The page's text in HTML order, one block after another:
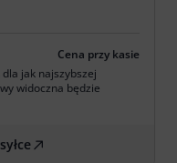
Cena przy kasie
dla jak najszybszej
widoczna będzie